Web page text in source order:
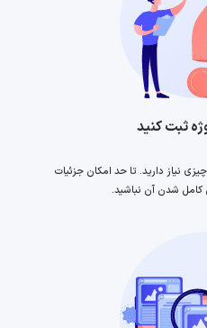
ثبت کنید
نیاز دارید. تا حد امکان جزئیات
کامل شدن آن نباشید.